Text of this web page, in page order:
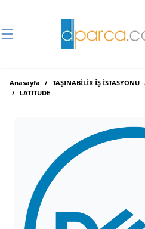
Anasayfa / TAŞINABİLİR İŞ İSTASYONU
/ LATITUDE